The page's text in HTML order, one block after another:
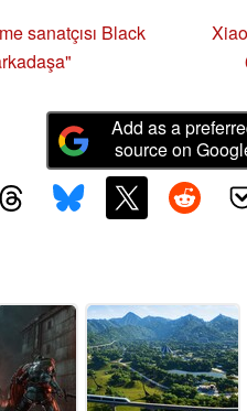
sanatçısı Black
Add as a
source on